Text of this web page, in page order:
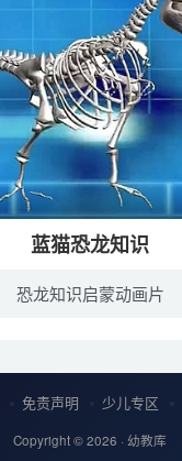
蓝猫恐龙知识
恐龙知识启蒙动画片
免责声明 少儿专区
Copyright © 2026 · 幼教库